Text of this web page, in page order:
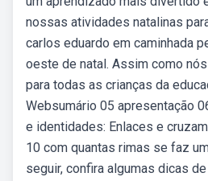
nossas atividades natalinas
carlos eduardo em caminhada
oeste de natal. Assim como
para todas as crianças da
Websumário 05 apresentação
e identidades: Enlaces e
10 com quantas rimas se faz
seguir, confira algumas dicas